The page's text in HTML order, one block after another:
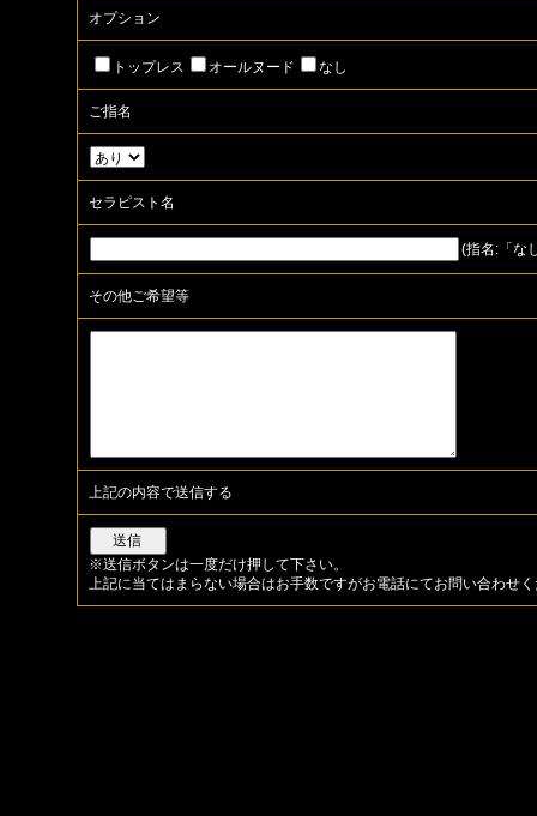
オプション
トップレス オールヌード なし
ご指名
セラピスト名
(指名:「な
その他ご希望等
上記の内容で送信する
※送信ボタンは一度だけ押して下さい。
上記に当てはまらない場合はお手数ですがお電話にてお問い合わせ